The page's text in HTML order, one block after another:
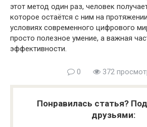
этот метод один раз, человек
которое остаётся с ним на
условиях современного цифрового
просто полезное умение, а важная
эффективности.
0 372
Понравилась статья?
друзьями: